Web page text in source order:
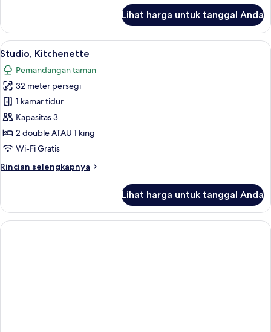
Superior
Room,
Ocean
View,
Sea
Facing
Lihat harga untuk tanggal Anda
Lihat
semua
foto
untuk
Studio,
Kitchenette
Studio, Kitchenette | Seprai
7
Studio, Kitchenette
Pemandangan taman
32 meter persegi
1 kamar tidur
Kapasitas 3
2 double ATAU 1 king
Wi-Fi Gratis
Rincian selengkapnya
Rincian
Studio,
Kitchenette
Lihat harga untuk tanggal Anda